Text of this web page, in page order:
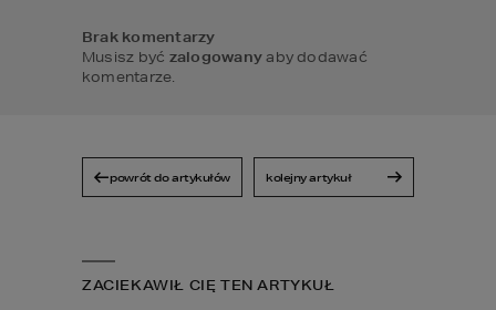
Brak komentarzy
Musisz być zalogowanyaby dodawać
komentarze.
powrót do artykułów kolejny artykuł
ZACIEKAWIŁ CIĘ TEN ARTYKUŁ